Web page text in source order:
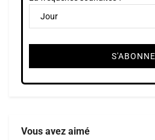
Vous avez aimé